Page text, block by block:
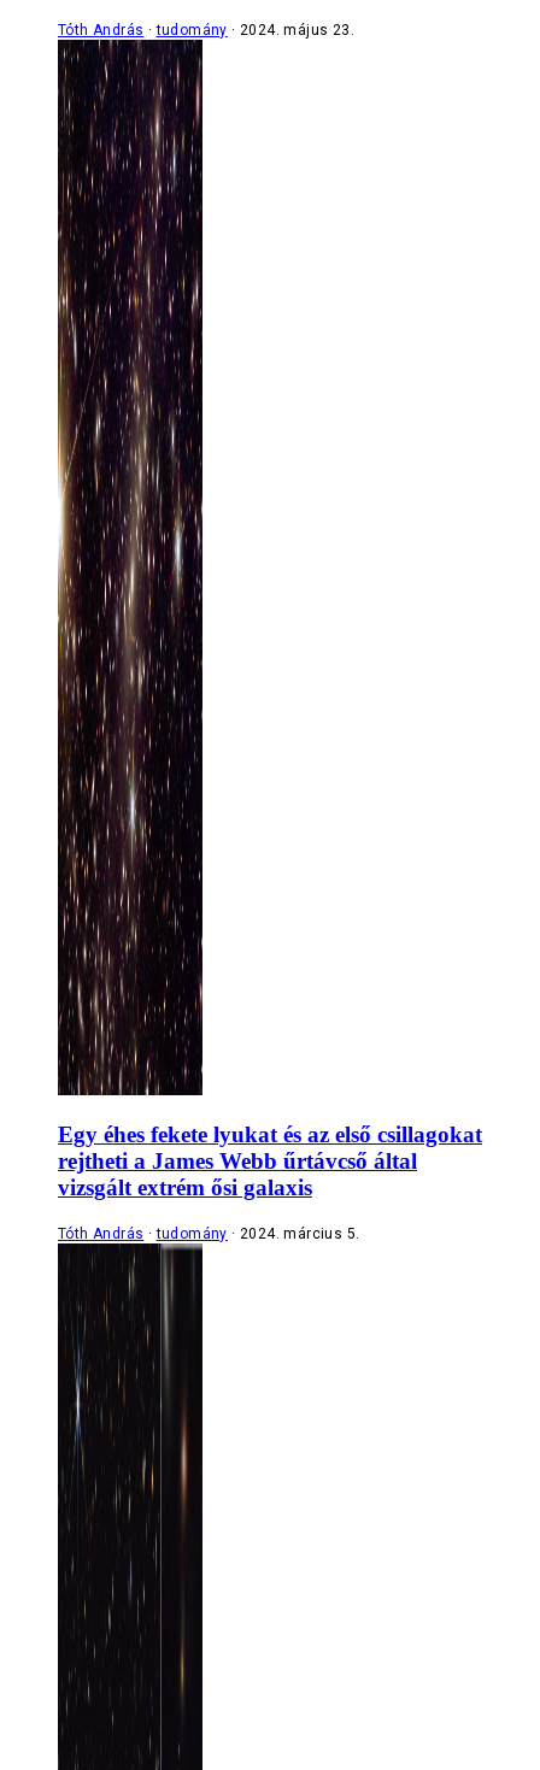
Tóth András tudomány 2024. május 23.
Egy éhes fekete lyukat és az első csillagokat
rejtheti a James Webb űrtávcső által
vizsgált extrém ősi galaxis
Tóth András tudomány 2024. március 5.